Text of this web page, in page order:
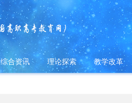
综合资讯 理论探索 教学改革